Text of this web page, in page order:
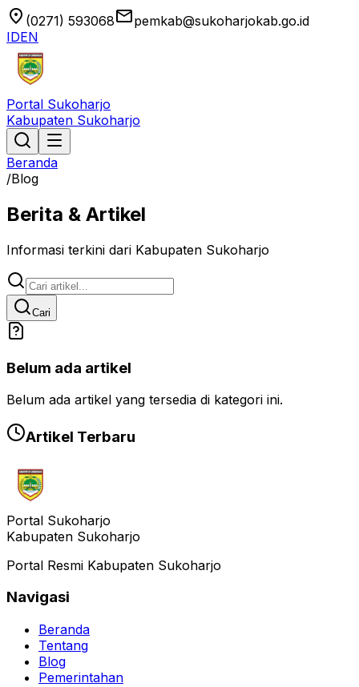
location_on (0271) 593068emailpemkab@sukoharjokab.go.id
IDEN
Portal Sukoharjo
Kabupaten Sukoharjo
Beranda
/Blog
Berita & Artikel
Informasi terkini dari Kabupaten Sukoharjo
Cari
Belum ada artikel
Belum ada artikel yang tersedia di kategori ini.
Artikel Terbaru
Portal Sukoharjo
Kabupaten Sukoharjo
Portal Resmi Kabupaten Sukoharjo
Navigasi
Beranda
Tentang
Blog
Pemerintahan